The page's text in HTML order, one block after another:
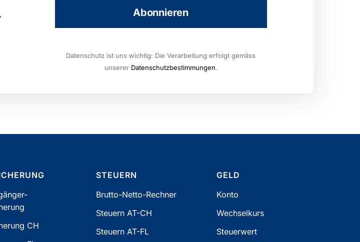
Datenschutz ist uns wichtig: Die Verarbeitung erfolgt gemäss
unserer Datenschutzbestimmungen.
CH
STEUERN
Brutto-Netto-Rechner
Steuern AT-CH
Steuern AT-FL
GELD
Konto
Wechselkurs
Steuerwert